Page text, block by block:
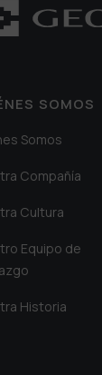
SOMOS
Somos
Compañía
Cultura
Equipo de
Historia